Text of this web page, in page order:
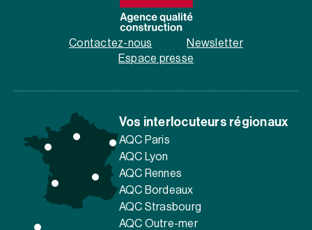
Contactez-nous
Newsletter
Espace presse
Vos interlocuteurs régionaux
AQC Paris
AQC Lyon
AQC Rennes
AQC Bordeaux
AQC Strasbourg
AQC Outre-mer